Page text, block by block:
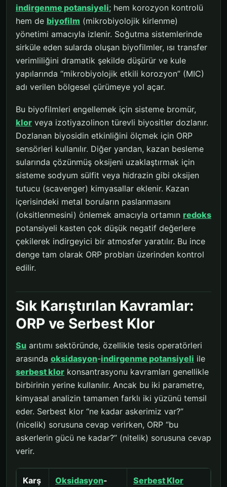
indirgenme potansiyeli; hem korozyon kontrolü
hem de biyofilm (mikrobiyolojik kirlenme)
yönetimi amacıyla izlenir. Soğutma sistemlerinde
sirküle eden sularda oluşan biyofilmler, ısı transfer
verimliliğini dramatik şekilde düşürür ve kule
yapılarında “mikrobiyolojik etkili korozyon” (MIC)
adı verilen bölgesel çürümeye yol açar.
Bu biyofilmleri engellemek için sisteme bromür,
klor veya izotiyazolinon türevli biyositler dozlanır.
Dozlanan biyosidin etkinliğini ölçmek için ORP
sensörleri kullanılır. Diğer yandan, kazan besleme
sularında çözünmüş oksijeni uzaklaştırmak için
sisteme sodyum sülfit veya hidrazin gibi oksijen
tutucu (scavenger) kimyasallar eklenir. Kazan
içerisindeki metal boruların paslanmasını
(oksitlenmesini) önlemek amacıyla ortamın redoks
potansiyeli kasten çok düşük negatif değerlere
çekilerek indirgeyici bir atmosfer yaratılır. Bu ince
denge tam olarak ORP probları üzerinden kontrol
edilir.
Sık Karıştırılan Kavramlar:
ORP ve Serbest Klor
Su arıtımı sektöründe, özellikle tesis operatörleri
arasında oksidasyon-indirgenme potansiyeli ile
serbest klor konsantrasyonu kavramları genellikle
birbirinin yerine kullanılır. Ancak bu iki parametre,
kimyasal analizin tamamen farklı iki yüzünü temsil
eder. Serbest klor “ne kadar askerimiz var?”
(nicelik) sorusuna cevap verirken, ORP “bu
askerlerin gücü ne kadar?” (nitelik) sorusuna cevap
verir.
Karş Oksidasyon- Serbest Klor